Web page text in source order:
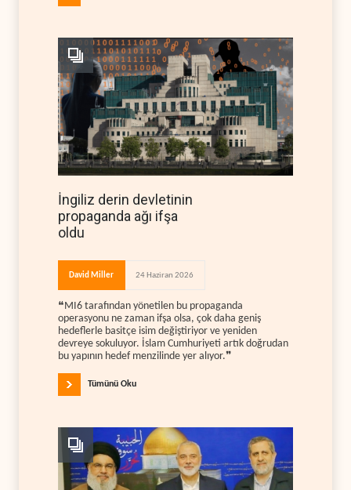
İngiliz derin devletinin
propaganda ağı ifşa
oldu
David Miller 24 Haziran 2026
❝MI6 tarafından yönetilen bu propaganda
operasyonu ne zaman ifşa olsa, çok daha geniş
hedeflerle basitçe isim değiştiriyor ve yeniden
devreye sokuluyor. İslam Cumhuriyeti artık doğrudan
bu yapının hedef menzilinde yer alıyor.❞
Tümünü Oku